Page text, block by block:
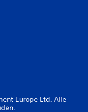
Europe Ltd. Alle